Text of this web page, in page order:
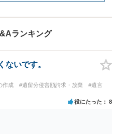
ランキング
ないです。
作成 #遺留分侵害額請求・放棄
#遺言
役にたった 8